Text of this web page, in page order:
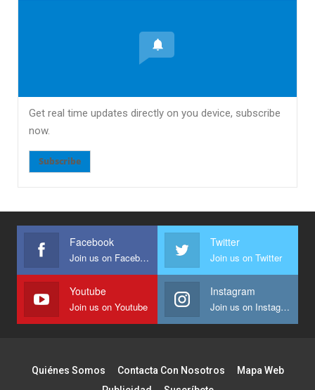
Get real time updates directly on you device, subscribe
now.
Subscribe
Facebook
Join us on Facebook
Twitter
Join us on Twitter
Youtube
Join us on Youtube
Instagram
Join us on Instagram
Quiénes Somos Contacta Con Nosotros
Mapa Web